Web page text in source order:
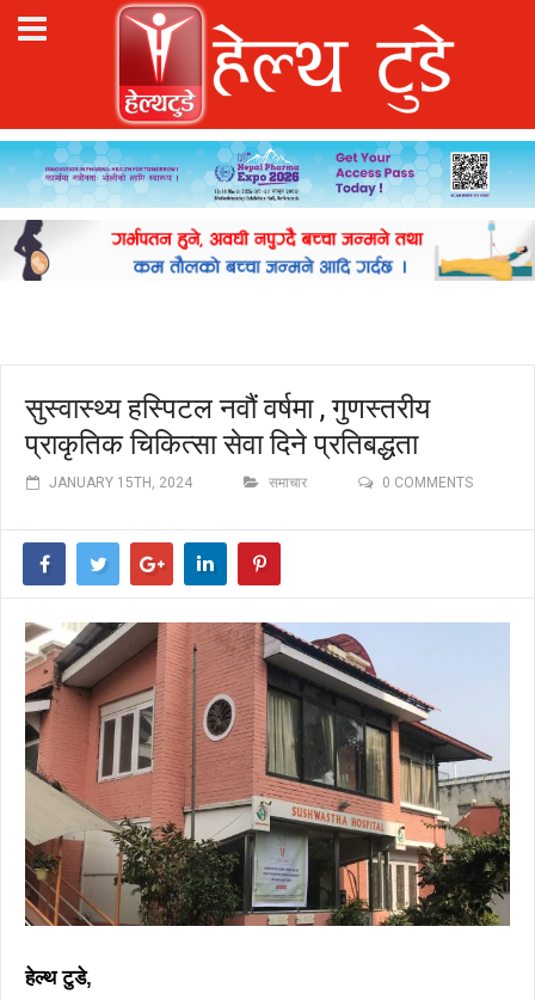
सुस्वास्थ्य हस्पिटल नवौं वर्षमा , गुणस्तरीय
प्राकृतिक चिकित्सा सेवा दिने प्रतिबद्धता
JANUARY 15TH, 2024 समाचार 0 COMMENTS
हेल्थ टुडे,